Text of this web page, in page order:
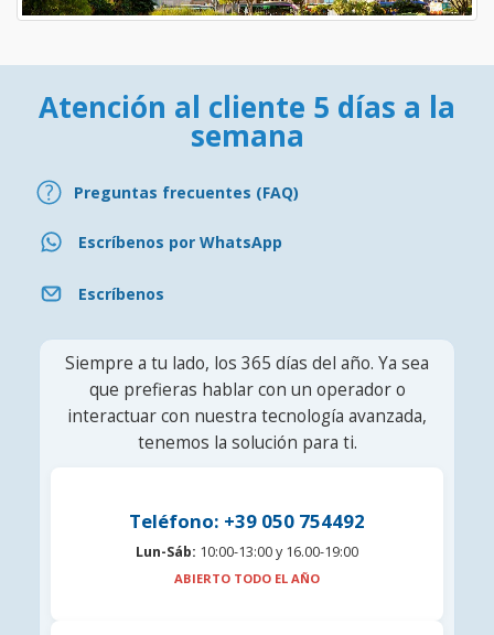
Atención al cliente 5 días a la
semana
Preguntas frecuentes (FAQ)
Escríbenos por WhatsApp
Escríbenos
Siempre a tu lado, los 365 días del año. Ya sea
que prefieras hablar con un operador o
interactuar con nuestra tecnología avanzada,
tenemos la solución para ti.
Teléfono: +39 050 754492
Lun-Sáb: 10:00-13:00 y 16.00-19:00
ABIERTO TODO EL AÑO